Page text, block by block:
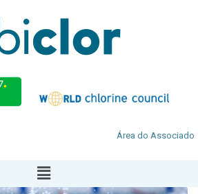
Área do Associado